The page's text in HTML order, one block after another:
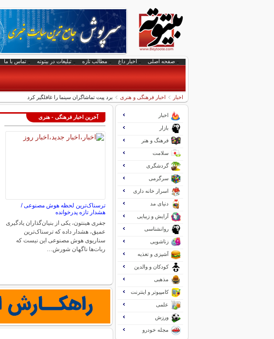
صفحه اصلی اخبار داغ مطالب تازه تبلیغات در بیتوته تماس با ما
اخبار اخبار فرهنگی و هنری برد پیت تماشاگران سینما را غافلگیر کرد
آخرین اخبار فرهنگی - هنری
ترسناک‌ترین لحظه هوش مصنوعی /
هشدار تازه پدرخوانده
جفری هینتون، یکی از بنیان‌گذاران یادگیری
عمیق، هشدار داده که ترسناک‌ترین
سناریوی هوش مصنوعی این نیست که
ربات‌ها ناگهان شورش…
اخبار
بازار
فرهنگ و هنر
سلامت
گردشگری
سرگرمی
اسرار خانه داری
دنیای مد
آرایش و زیبایی
روانشناسی
زناشویی
آشپزی و تغذیه
کودکان و والدین
مذهبی
کامپیوتر و اینترنت
علمی
ورزش
مجله خودرو